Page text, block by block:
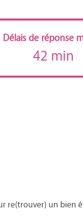
Délais de réponse
42 min
re(trouver) un bien